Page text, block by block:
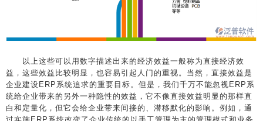
以上这些可以用数字描述出来的经济效益一般称为直接经济效
益，这些效益比较明显，也容易引起人门的重视。当然，直接效益是
企业建设ERP系统追求的重要目标。但是，我们千万不能忽视ERP系
统给企业带来的另外一种隐性的效益，它不像直接效益明显的那样直
白和定量化，但它会给企业带来间接的、潜移默化的影响。例如，通